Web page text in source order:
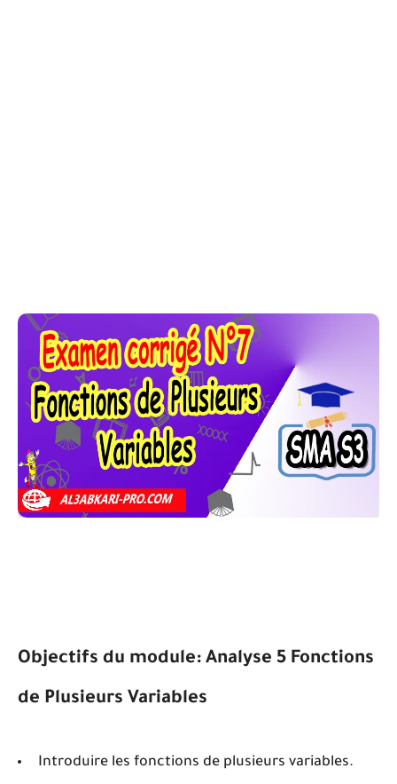
Objectifs du module: Analyse 5 Fonctions
de Plusieurs Variables
Introduire les fonctions de plusieurs variables.